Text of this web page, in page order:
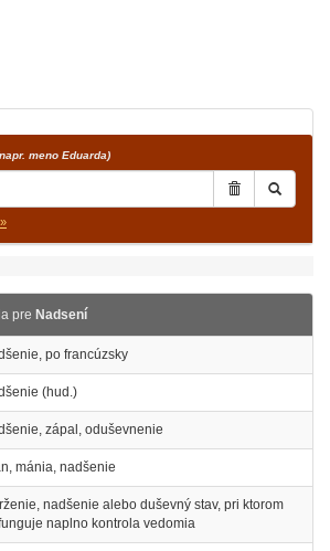
meno Eduarda)
pre Nadsení
po francúzsky
(hud.)
zápal, oduševnenie
mánia, nadšenie
nadšenie alebo duševný stav, pri ktorom
naplno kontrola vedomia